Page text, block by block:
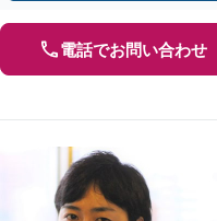
電話でお問い合わせ